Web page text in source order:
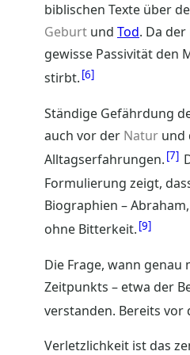
biblischen Texte über
Geburt und Tod. Da
gewisse Passivität den
stirbt. 6
Ständige Gefährdung
auch vor der Natur und
Alltagserfahrungen. 7
Formulierung zeigt,
Biographien –
ohne Bitterkeit. 9
Die Frage, wann
Zeitpunkts – etwa der
verstanden. Bereits vor
Verletzlichkeit ist das